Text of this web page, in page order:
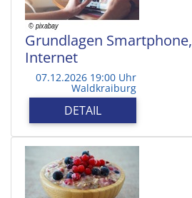
Grundlagen
Internet
07.12.2026 19:00 Uhr
Waldkraiburg
DETAIL